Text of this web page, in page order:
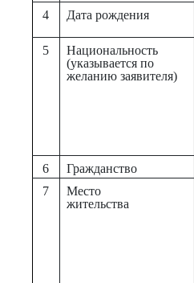
4
Дата рождения
5
Национальность
(указывается по
желанию заявителя)
6
Гражданство
7
Место
жительства